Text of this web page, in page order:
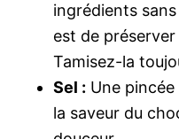
ingrédients
est de
Tamisez-la
Sel : Une
la saveur du